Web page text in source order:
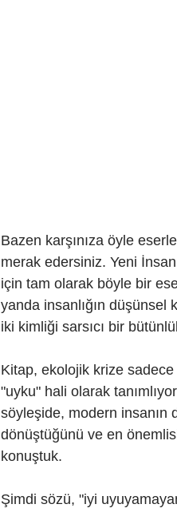
Bazen karşınıza öyle
merak edersiniz. Yeni
için tam olarak böyle bir
yanda insanlığın
iki kimliği sarsıcı bir
Kitap, ekolojik krize
"uyku" hali olarak
söyleşide, modern insanın
dönüştüğünü ve en
konuştuk.
Şimdi sözü, "iyi